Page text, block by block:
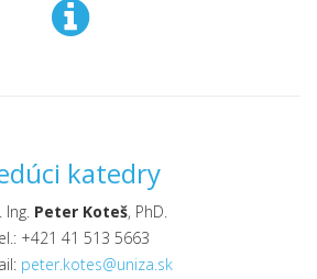
katedry
Ing. Peter Koteš, PhD.
+421 41 513 5663
peter.kotes@uniza.sk